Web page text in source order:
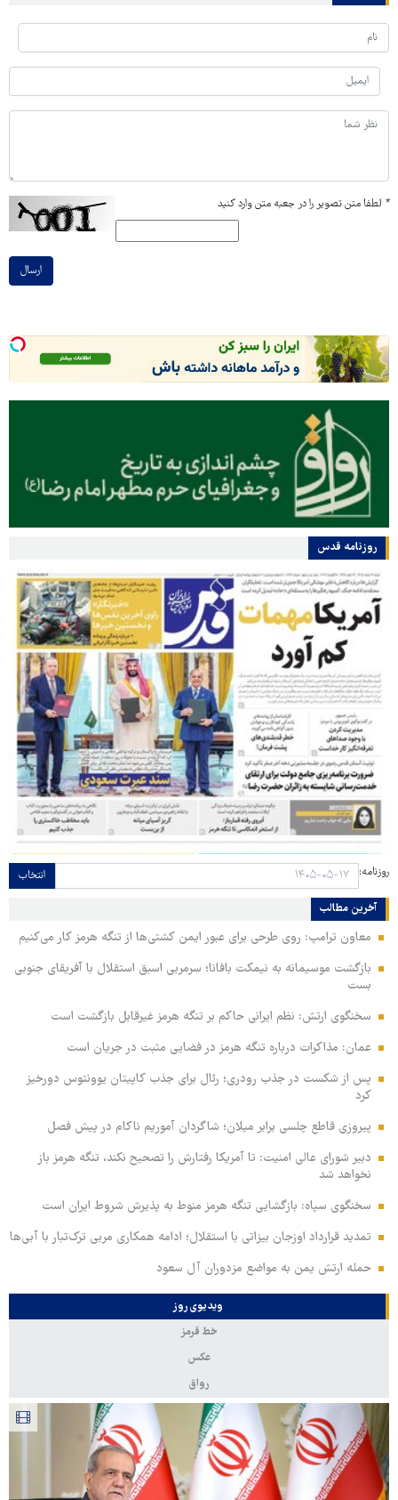
* لطفا متن تصویر را در جعبه متن وارد کنید
ارسال
روزنامه قدس
روزنامه: انتخاب
آخرین مطالب
معاون ترامپ: روی طرحی برای عبور ایمن کشتی‌ها از تنگه هرمز کار می‌کنیم
بازگشت موسیمانه به نیمکت بافانا؛ سرمربی اسبق استقلال با آفریقای جنوبی
بست
سخنگوی ارتش: نظم ایرانی حاکم بر تنگه هرمز غیرقابل بازگشت است
عمان: مذاکرات درباره تنگه هرمز در فضایی مثبت در جریان است
پس از شکست در جذب رودری؛ رئال برای جذب کاپیتان یوونتوس دورخیز
کرد
پیروزی قاطع چلسی برابر میلان؛ شاگردان آموریم ناکام در پیش فصل
دبیر شورای عالی امنیت: تا آمریکا رفتارش را تصحیح نکند، تنگه هرمز باز
نخواهد شد
سخنگوی سپاه: بازگشایی تنگه هرمز منوط به پذیرش شروط ایران است
تمدید قرارداد اوزجان بیزاتی با استقلال؛ ادامه همکاری مربی ترک‌تبار با آبی‌ها
حمله ارتش یمن به مواضع مزدوران آل سعود
ویدیوی روز
خط قرمز
عکس
رواق